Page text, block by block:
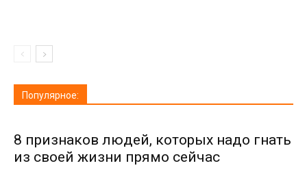
Популярное:
8 признаков людей, которых надо гнать
из своей жизни прямо сейчас